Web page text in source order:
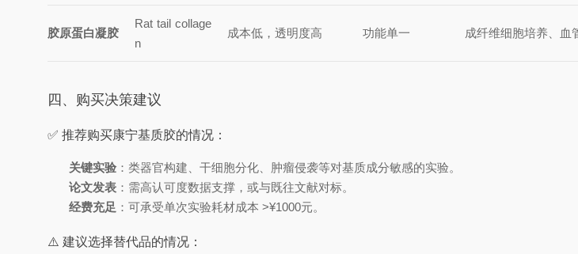
胶原蛋白凝胶
Rat tail collage
n
成本低，透明度高 功能单一 成纤维细胞培养、血
四、购买决策建议
✅ 推荐购买康宁基质胶的情况：
关键实验 ：类器官构建、干细胞分化、肿瘤侵袭等对基质成分敏感的实验。
论文发表 ：需高认可度数据支撑，或与既往文献对标。
经费充足 ：可承受单次实验耗材成本 >¥1000元。
⚠️ 建议选择替代品的情况：